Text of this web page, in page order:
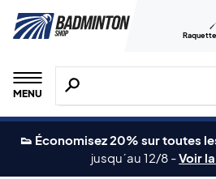
MENU
Recherche de produits,
👟 Économisez 20% sur toutes
jusqu´au 12/8 -Voir